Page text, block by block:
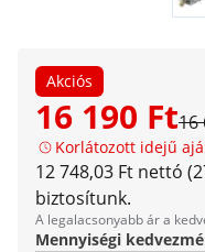
Akciós
16 190 Ft16
Korlátozott idejű
12 748,03 Ft nettó
biztosítunk.
A legalacsonyabb ár a
Mennyiségi